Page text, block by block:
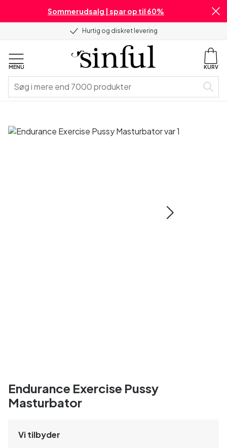
Sommerudsalg | spar op til 60%
Hurtig og diskret levering
MENU KURV
Endurance Exercise Pussy
Masturbator
Vi tilbyder